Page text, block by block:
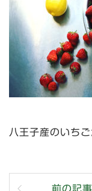
八王子産のいち
前の記事